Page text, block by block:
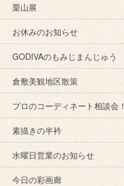
栗山展
お休みのお知らせ
GODIVAのもみじまんじゅう
倉敷美観地区散策
プロのコーディネート相談会！
素描きの半衿
水曜日営業のお知らせ
今日の彩画廊